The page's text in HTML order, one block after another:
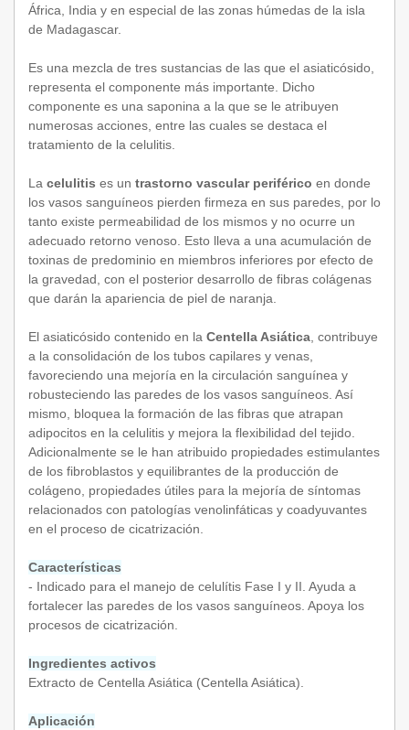
África, India y en especial de las zonas húmedas de la isla
de Madagascar.
Es una mezcla de tres sustancias de las que el asiaticósido,
representa el componente más importante. Dicho
componente es una saponina a la que se le atribuyen
numerosas acciones, entre las cuales se destaca el
tratamiento de la celulitis.
La celulitis es un trastorno vascular periférico en donde
los vasos sanguíneos pierden firmeza en sus paredes, por lo
tanto existe permeabilidad de los mismos y no ocurre un
adecuado retorno venoso. Esto lleva a una acumulación de
toxinas de predominio en miembros inferiores por efecto de
la gravedad, con el posterior desarrollo de fibras colágenas
que darán la apariencia de piel de naranja.
El asiaticósido contenido en la Centella Asiática, contribuye
a la consolidación de los tubos capilares y venas,
favoreciendo una mejoría en la circulación sanguínea y
robusteciendo las paredes de los vasos sanguíneos. Así
mismo, bloquea la formación de las fibras que atrapan
adipocitos en la celulitis y mejora la flexibilidad del tejido.
Adicionalmente se le han atribuido propiedades estimulantes
de los fibroblastos y equilibrantes de la producción de
colágeno, propiedades útiles para la mejoría de síntomas
relacionados con patologías venolinfáticas y coadyuvantes
en el proceso de cicatrización.
Características
- Indicado para el manejo de celulítis Fase I y II. Ayuda a
fortalecer las paredes de los vasos sanguíneos. Apoya los
procesos de cicatrización.
Ingredientes activos
Extracto de Centella Asiática (Centella Asiática).
Aplicación